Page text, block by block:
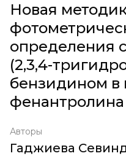
Новая
определения
(2,3,4-
бензидином в
фенантролина
Авторы
Гаджиева